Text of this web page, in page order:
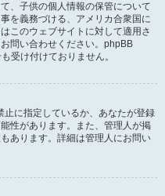
、子供の個人情報の保管について
を義務づける、アメリカ合衆国に
このウェブサイトに対して適用さ
問い合わせください。phpBB
受け付けておりません。
に指定しているか、あなたが登録
性があります。また、管理人が掲
あります。詳細は管理人にお問い